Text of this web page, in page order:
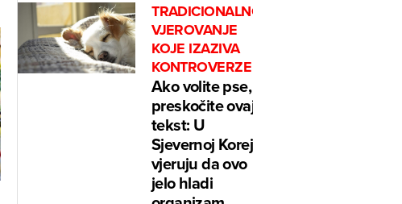
TRADICIONALNO
VJEROVANJE
KOJE IZAZIVA
KONTROVERZE
Ako volite pse,
preskočite ovaj
tekst: U
Sjevernoj Koreji
vjeruju da ovo
jelo hladi